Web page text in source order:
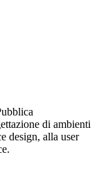
di ambienti
design, alla user